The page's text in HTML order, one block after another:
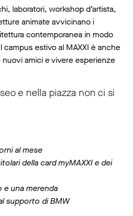
laboratori, workshop d’artista,
animate avvicinano i
contemporanea in modo
estivo al MAXXI è anche
amici e vivere esperienze
e nella piazza non ci si
al mese
della card myMAXXI e dei
e una merenda
supporto di BMW